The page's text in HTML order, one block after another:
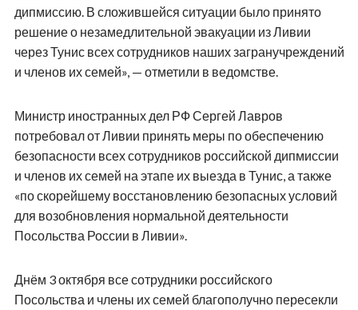
дипмиссию. В сложившейся ситуации было принято
решение о незамедлительной эвакуации из Ливии
через Тунис всех сотрудников наших загранучреждений
и членов их семей», — отметили в ведомстве.
Министр иностранных дел РФ Сергей Лавров
потребовал от Ливии принять меры по обеспечению
безопасности всех сотрудников российской дипмиссии
и членов их семей на этапе их выезда в Тунис, а также
«по скорейшему восстановлению безопасных условий
для возобновления нормальной деятельности
Посольства России в Ливии».
Днём 3 октября все сотрудники российского
Посольства и члены их семей благополучно пересекли